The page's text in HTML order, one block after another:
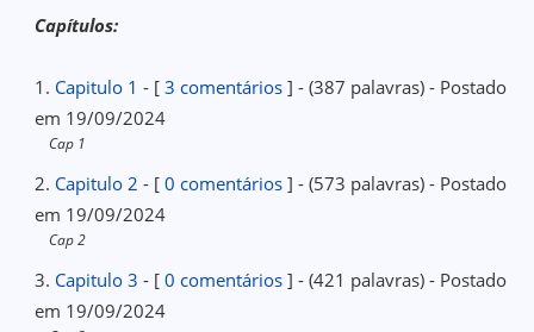
Capítulos:
1. Capitulo 1 - [3 comentários ] - (387 palavras) - Postado
em 19/09/2024
Cap 1
2. Capitulo 2 - [0 comentários ] - (573 palavras) - Postado
em 19/09/2024
Cap 2
3. Capitulo 3 - [0 comentários ] - (421 palavras) - Postado
em 19/09/2024